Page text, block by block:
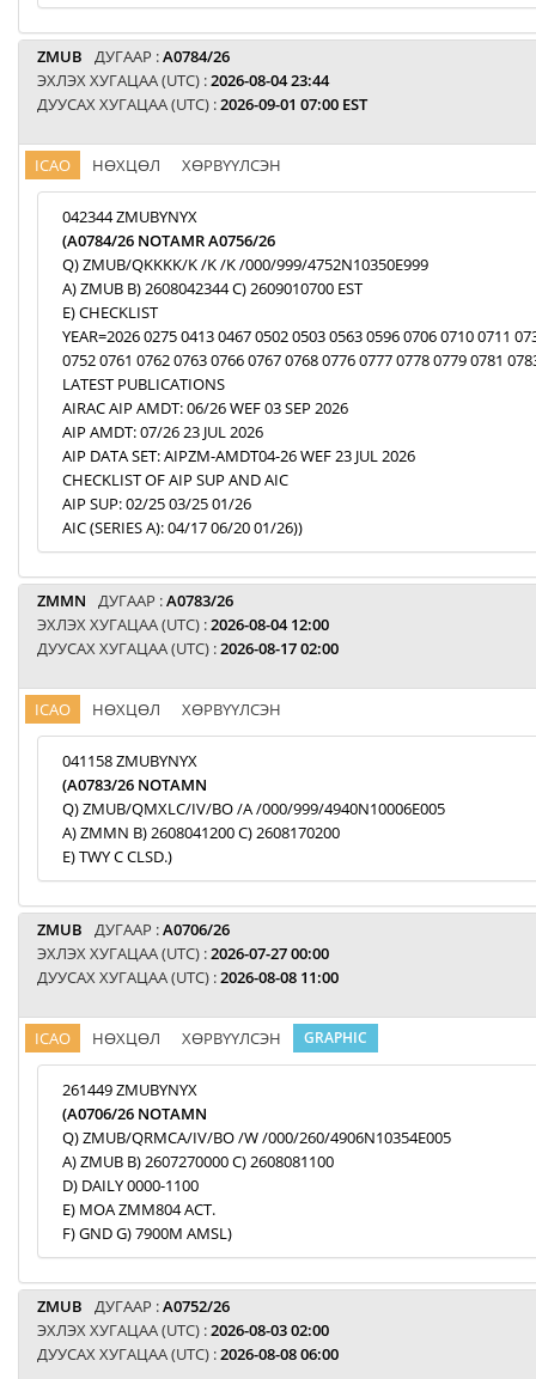
ZMUB ДУГААР :A0784/26
ЭХЛЭХ ХУГАЦАА (UTC) :2026-08-04 23:44
ДУУСАХ ХУГАЦАА (UTC) :2026-09-01 07:00 EST
ICAO НӨХЦӨЛ ХӨРВҮҮЛСЭН
042344 ZMUBYNYX
(A0784/26 NOTAMR A0756/26
Q) ZMUB/QKKKK/K /K /K /000/999/4752N10350E999
A) ZMUB B) 2608042344 C) 2609010700 EST
E) CHECKLIST
YEAR=2026 0275 0413 0467 0502 0503 0563 0596 0706 0710 0711
0752 0761 0762 0763 0766 0767 0768 0776 0777 0778 0779 0781
LATEST PUBLICATIONS
AIRAC AIP AMDT: 06/26 WEF 03 SEP 2026
AIP AMDT: 07/26 23 JUL 2026
AIP DATA SET: AIPZM-AMDT04-26 WEF 23 JUL 2026
CHECKLIST OF AIP SUP AND AIC
AIP SUP: 02/25 03/25 01/26
AIC (SERIES A): 04/17 06/20 01/26))
ZMMN ДУГААР :A0783/26
ЭХЛЭХ ХУГАЦАА (UTC) :2026-08-04 12:00
ДУУСАХ ХУГАЦАА (UTC) :2026-08-17 02:00
ICAO НӨХЦӨЛ ХӨРВҮҮЛСЭН
041158 ZMUBYNYX
(A0783/26 NOTAMN
Q) ZMUB/QMXLC/IV/BO /A /000/999/4940N10006E005
A) ZMMN B) 2608041200 C) 2608170200
E) TWY C CLSD.)
ZMUB ДУГААР :A0706/26
ЭХЛЭХ ХУГАЦАА (UTC) :2026-07-27 00:00
ДУУСАХ ХУГАЦАА (UTC) :2026-08-08 11:00
ICAO НӨХЦӨЛ ХӨРВҮҮЛСЭН GRAPHIC
261449 ZMUBYNYX
(A0706/26 NOTAMN
Q) ZMUB/QRMCA/IV/BO /W /000/260/4906N10354E005
A) ZMUB B) 2607270000 C) 2608081100
D) DAILY 0000-1100
E) MOA ZMM804 ACT.
F) GND G) 7900M AMSL)
ZMUB ДУГААР :A0752/26
ЭХЛЭХ ХУГАЦАА (UTC) :2026-08-03 02:00
ДУУСАХ ХУГАЦАА (UTC) :2026-08-08 06:00